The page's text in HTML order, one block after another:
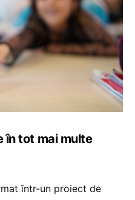
în tot mai multe
într-un proiect de